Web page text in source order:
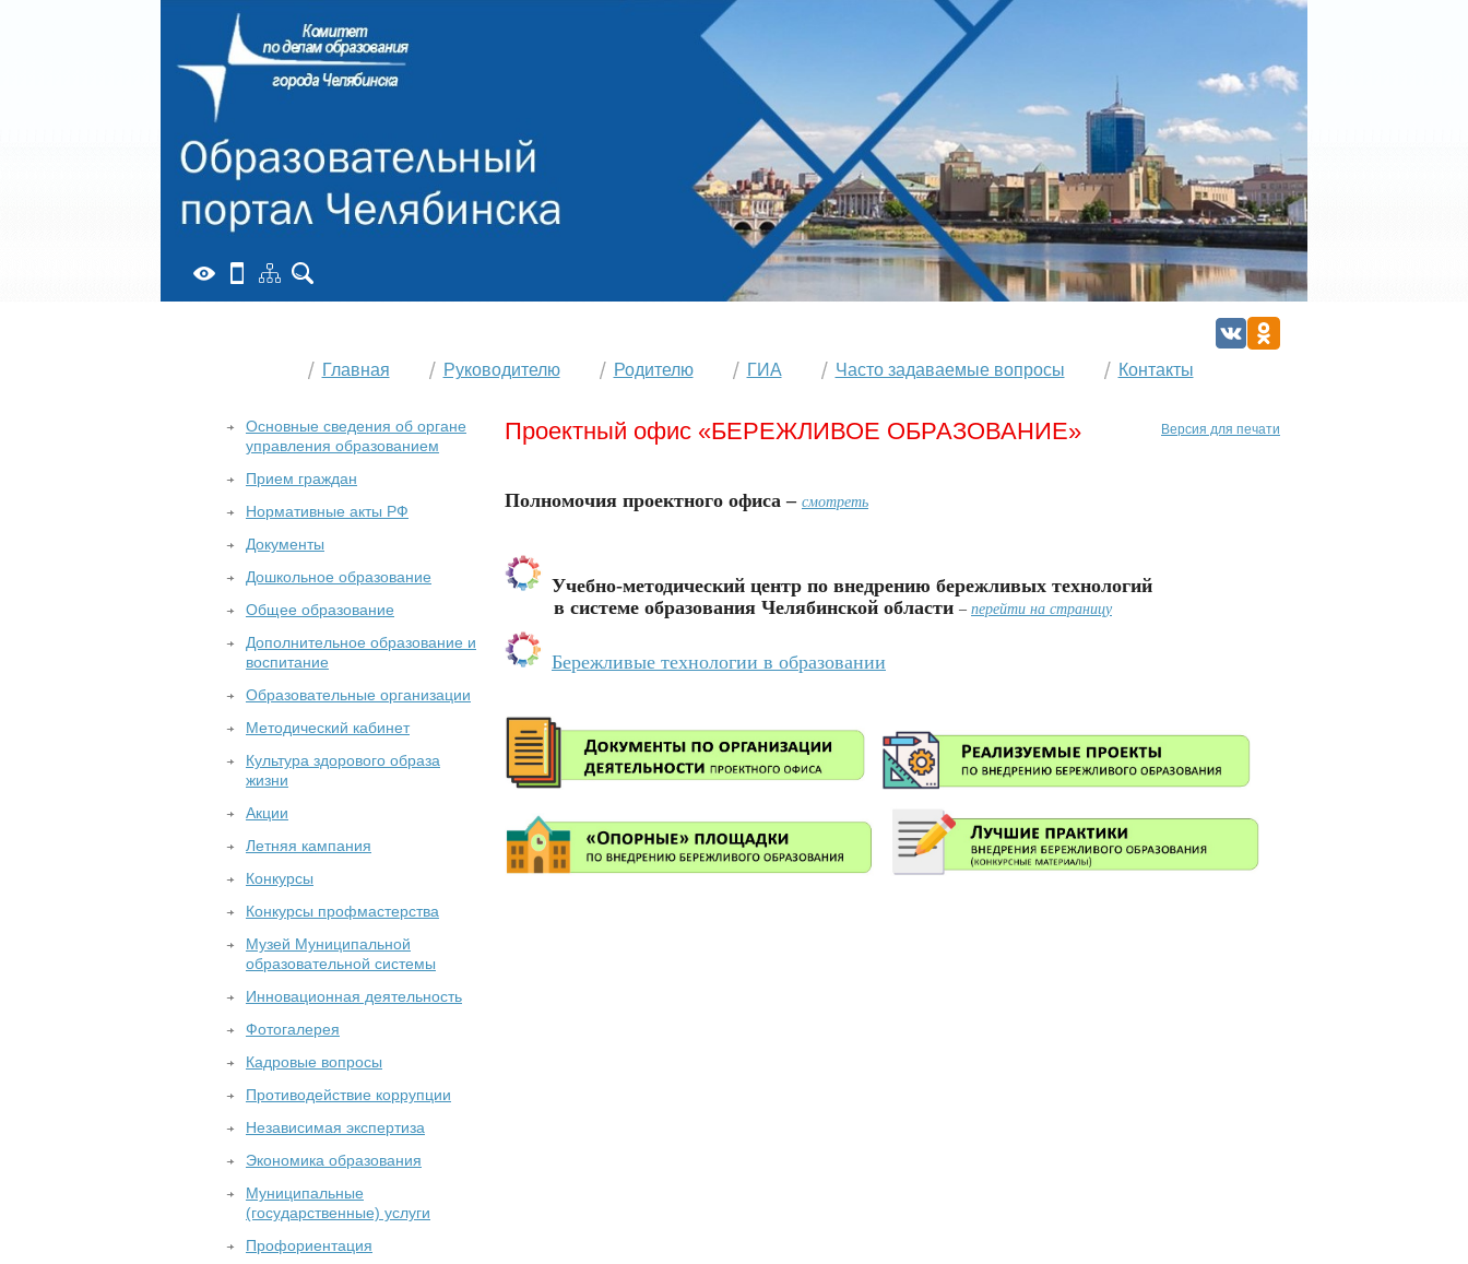
Главная Руководителю Родителю ГИА Часто задаваемые вопросы Контакты
Версия для печати
Проектный офис «БЕРЕЖЛИВОЕ ОБРАЗОВАНИЕ»
Полномочия проектного офиса – смотреть
Учебно-методический центр по внедрению бережливых технологий
в системе образования Челябинской области – перейти на страницу
Бережливые технологии в образовании
Основные сведения об органе
управления образованием
Прием граждан
Нормативные акты РФ
Документы
Дошкольное образование
Общее образование
Дополнительное образование и
воспитание
Образовательные организации
Методический кабинет
Культура здорового образа
жизни
Акции
Летняя кампания
Конкурсы
Конкурсы профмастерства
Музей Муниципальной
образовательной системы
Инновационная деятельность
Фотогалерея
Кадровые вопросы
Противодействие коррупции
Независимая экспертиза
Экономика образования
Муниципальные
(государственные) услуги
Профориентация